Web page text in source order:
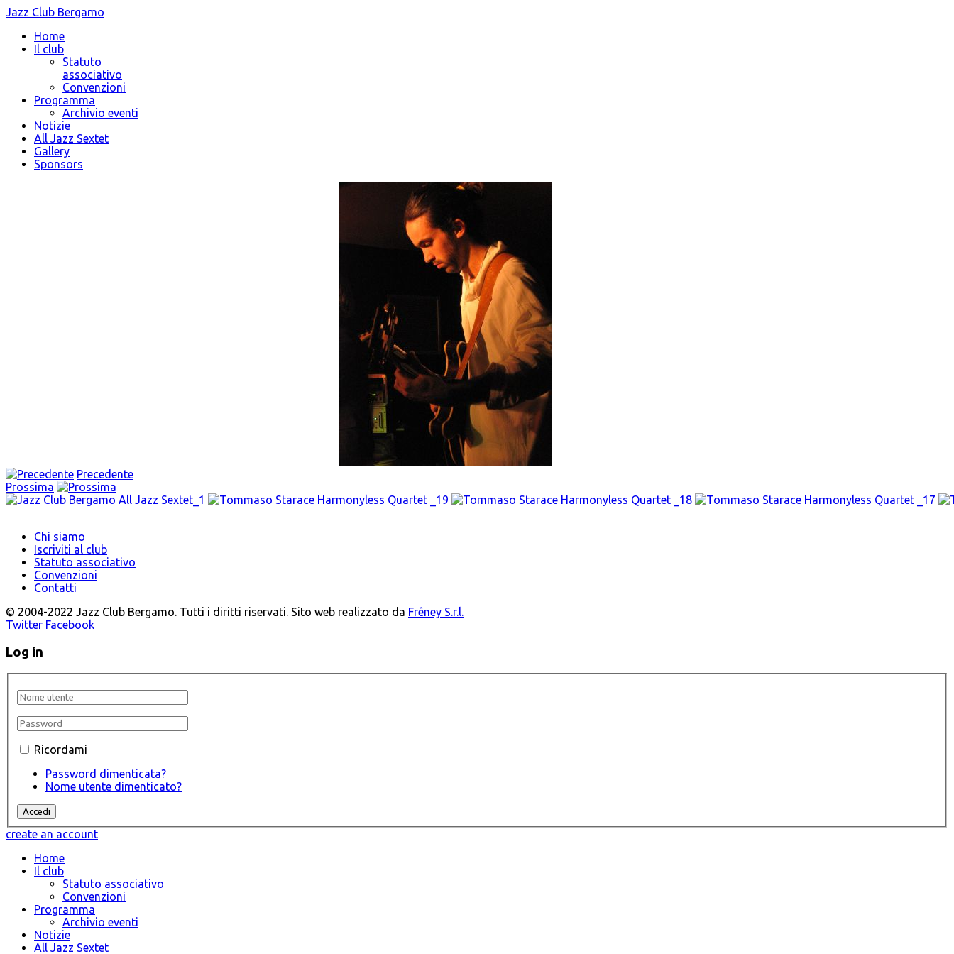
Jazz Club Bergamo
Home
Il club
Statuto
associativo
Convenzioni
Programma
Archivio eventi
Notizie
All Jazz Sextet
Gallery
Sponsors
Precedente
Prossima
Chi siamo
Iscriviti al club
Statuto associativo
Convenzioni
Contatti
© 2004-2022 Jazz Club Bergamo. Tutti i diritti riservati. Sito web realizzato da Frêney S.r.l.
Twitter Facebook
Log in
Ricordami
Password dimenticata?
Nome utente dimenticato?
create an account
Home
Il club
Statuto associativo
Convenzioni
Programma
Archivio eventi
Notizie
All Jazz Sextet